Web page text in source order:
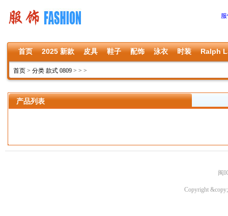
首页 2025 新款 皮具 鞋子 配饰 泳衣 时装 Ralph
首页 > 分类 款式 0809 > > >
产品列表
闽
Copyright